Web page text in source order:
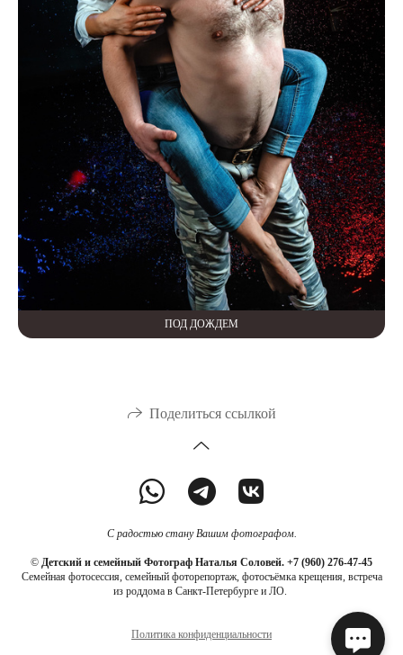
ПОД ДОЖДЕМ
Поделиться ссылкой
С радостью стану Вашим фотографом.
© Детский и семейный Фотограф Наталья Соловей. +7 (960) 276-47-45
Семейная фотосессия, семейный фоторепортаж, фотосъёмка крещения, встреча
из роддома в Санкт-Петербурге и ЛО.
Политика конфиденциальности